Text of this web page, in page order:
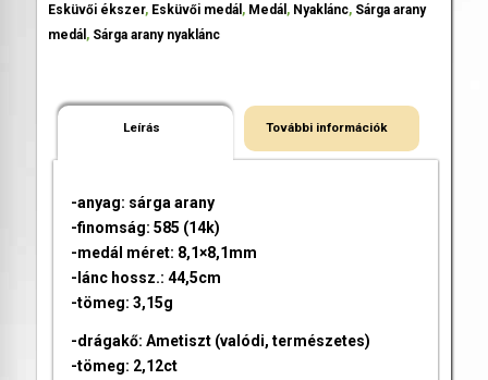
Esküvői ékszer, Esküvői medál , Medál , Nyaklánc, Sárga arany
medál , Sárga arany nyaklánc
Leírás További információk
-anyag: sárga arany
-finomság: 585 (14k)
-medál méret: 8,1×8,1mm
-lánc hossz.: 44,5cm
-tömeg: 3,15g
-drágakő: Ametiszt (valódi, természetes)
-tömeg: 2,12ct